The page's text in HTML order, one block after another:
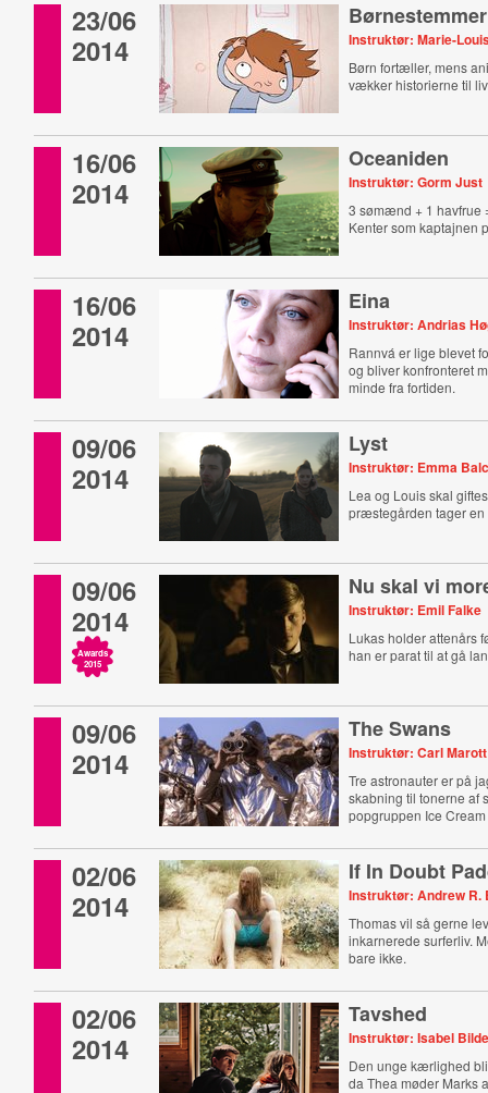
23/06
2014
Børnestemmer
Instruktør: Marie-
Børn fortæller, mens
vækker historierne til
16/06
2014
Oceaniden
Instruktør: Gorm Just
3 sømænd + 1 havfrue
Kenter som kaptajnen
16/06
2014
Eina
Instruktør: Andrias
Rannvá er lige blevet
og bliver konfronteret
minde fra fortiden.
09/06
2014
Lyst
Instruktør: Emma
Lea og Louis skal
præstegården tager
09/06
2014
Awards
2015
Nu skal vi
Instruktør: Emil Falke
Lukas holder attenårs
han er parat til at gå
09/06
2014
The Swans
Instruktør: Carl Marott
Tre astronauter er på
skabning til tonerne af
popgruppen Ice
02/06
2014
If In Doubt
Instruktør: Andrew R.
Thomas vil så gerne
inkarnerede surferliv.
bare ikke.
02/06
2014
Tavshed
Instruktør: Isabel
Den unge kærlighed
da Thea møder Marks